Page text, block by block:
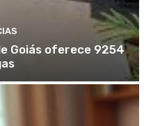
Goiás oferece 9254